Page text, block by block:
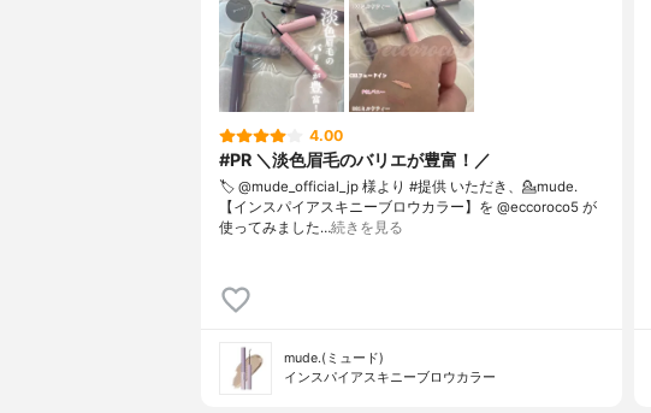
4.00
#PR ＼淡色眉毛のバリエが豊富！／
🏷️ @mude_official_jp 様より #提供 いただき、⁡💁mude.
【インスパイアスキニーブロウカラー】を @eccoroco5 が
使ってみました…続きを見る
mude.(ミュード)
インスパイアスキニーブロウカラー